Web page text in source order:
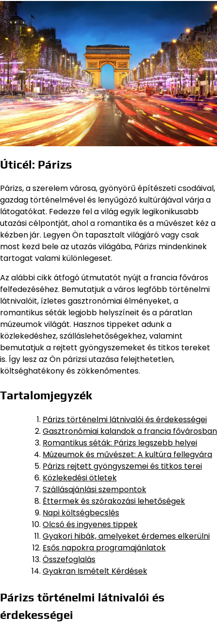
Úticél: Párizs
Párizs, a szerelem városa, gyönyörű építészeti csodáival,
gazdag történelmével és lenyűgöző kultúrájával várja a
látogatókat. Fedezze fel a világ egyik legikonikusabb
utazási célpontját, ahol a romantika és a művészet kéz a
kézben jár. Legyen Ön tapasztalt világjáró vagy csak
most kezd bele az utazás világába, Párizs mindenkinek
tartogat valami különlegeset.
Az alábbi cikk átfogó útmutatót nyújt a francia főváros
felfedezéséhez. Bemutatjuk a város legfőbb történelmi
látnivalóit, ízletes gasztronómiai élményeket, a
romantikus séták legjobb helyszíneit és a páratlan
múzeumok világát. Hasznos tippeket adunk a
közlekedéshez, szálláslehetőségekhez, valamint
bemutatjuk a rejtett gyöngyszemeket és titkos tereket
is. Így lesz az Ön párizsi utazása felejthetetlen,
költséghatékony és zökkenőmentes.
Tartalomjegyzék
Párizs történelmi látnivalói és érdekességei
Gasztronómiai kalandok a francia fővárosban
Romantikus séták: Párizs legszebb helyei
Múzeumok és művészet: A kultúra fellegvára
Párizs rejtett gyöngyszemei és titkos terei
Közlekedési ötletek
Szállásajánlási szempontok
Éttermek és szórakozási lehetőségek
Napi költségbecslés
Olcsó és ingyenes tippek
Gyakori hibák, amelyeket érdemes elkerülni
Esős napokra programajánlatok
Összefoglalás
Gyakran Ismételt Kérdések
Párizs történelmi látnivalói és
érdekességei